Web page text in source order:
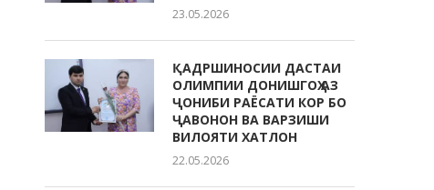
23.05.2026
ҚАДРШИНОСИИ ДАСТАИ
ОЛИМПИИ ДОНИШГОҲ АЗ
ҶОНИБИ РАЁСАТИ КОР БО
ҶАВОНОН ВА ВАРЗИШИ
ВИЛОЯТИ ХАТЛОН
22.05.2026